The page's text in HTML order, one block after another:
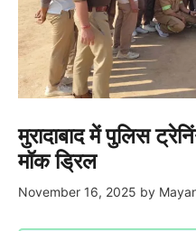
मुरादाबाद में पुलिस
मॉक ड्रिल
November 16, 2025 by